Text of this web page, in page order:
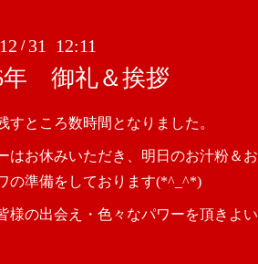
12 / 31 12:11
年 御礼＆挨拶
すところ数時間となりました。
はお休みいただき、明日のお汁粉＆
の準備をしております(*^_^*)
様の出会え・色々なパワーを頂きよ